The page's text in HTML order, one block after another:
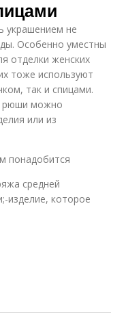
украшением не
Особенно уместны
отделки женских
тоже используют
так и спицами.
рюши можно
или из
понадобится
средней
изделие, которое